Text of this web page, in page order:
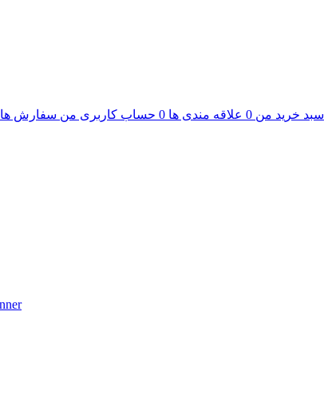
سبد خرید من 0 علاقه مندی ها 0 حساب کاربری من سفارش ها